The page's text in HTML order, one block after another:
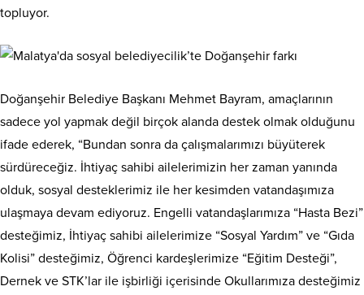
topluyor.
Doğanşehir Belediye Başkanı Mehmet Bayram, amaçlarının
sadece yol yapmak değil birçok alanda destek olmak olduğunu
ifade ederek, “Bundan sonra da çalışmalarımızı büyüterek
sürdüreceğiz. İhtiyaç sahibi ailelerimizin her zaman yanında
olduk, sosyal desteklerimiz ile her kesimden vatandaşımıza
ulaşmaya devam ediyoruz. Engelli vatandaşlarımıza “Hasta Bezi”
desteğimiz, İhtiyaç sahibi ailelerimize “Sosyal Yardım” ve “Gıda
Kolisi” desteğimiz, Öğrenci kardeşlerimize “Eğitim Desteği”,
Dernek ve STK’lar ile işbirliği içerisinde Okullarımıza desteğimiz